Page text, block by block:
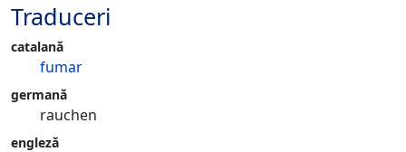
Traduceri
catalană
fumar
germană
rauchen
engleză